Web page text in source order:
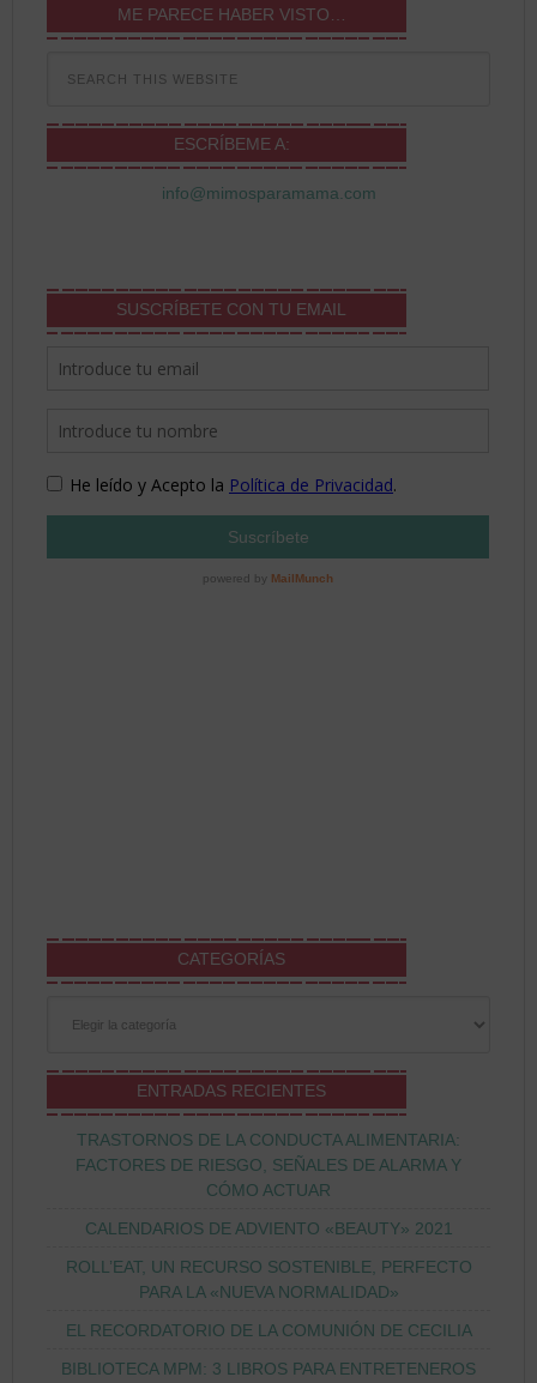
ME PARECE HABER VISTO…
ESCRÍBEME A:
info@mimosparamama.com
SUSCRÍBETE CON TU EMAIL
CATEGORÍAS
ENTRADAS RECIENTES
TRASTORNOS DE LA CONDUCTA ALIMENTARIA:
FACTORES DE RIESGO, SEÑALES DE ALARMA Y
CÓMO ACTUAR
CALENDARIOS DE ADVIENTO «BEAUTY» 2021
ROLL’EAT, UN RECURSO SOSTENIBLE, PERFECTO
PARA LA «NUEVA NORMALIDAD»
EL RECORDATORIO DE LA COMUNIÓN DE CECILIA
BIBLIOTECA MPM: 3 LIBROS PARA ENTRETENEROS